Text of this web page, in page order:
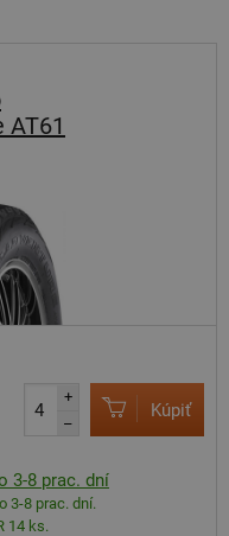
AT61
+
–
Kúpiť
3-8 prac. dní
3-8 prac. dní.
14 ks.